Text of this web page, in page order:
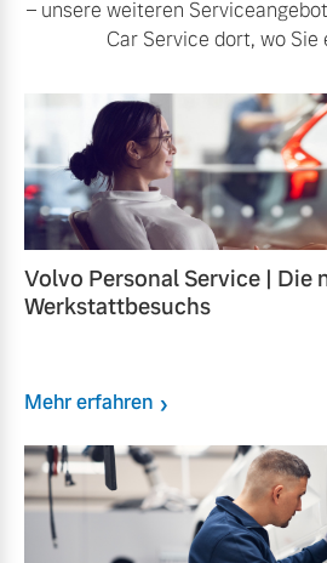
– unsere weiteren
Car Service dort, wo Sie
Volvo Personal Service | Die
Werkstattbesuchs
Mehr erfahren